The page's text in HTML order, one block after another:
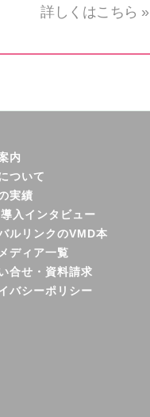
詳しくはこちら »
内
ついて
実績
入インタビュー
ルリンクのVMD本
ディア一覧
合せ・資料請求
バシーポリシー